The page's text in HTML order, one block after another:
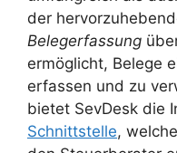
der
Belegerfassung
ermöglicht, Belege
erfassen und zu
bietet SevDesk die
Schnittstelle,